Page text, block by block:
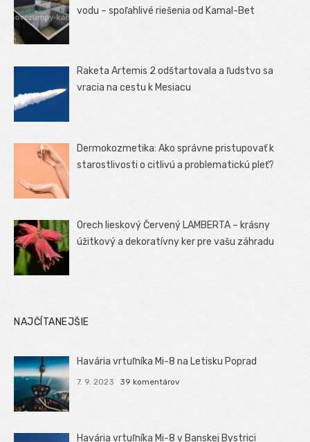
vodu – spoľahlivé riešenia od Kamal-Bet
Raketa Artemis 2 odštartovala a ľudstvo sa
vracia na cestu k Mesiacu
Dermokozmetika: Ako správne pristupovať k
starostlivosti o citlivú a problematickú pleť?
Orech lieskový Červený LAMBERTA – krásny
úžitkový a dekoratívny ker pre vašu záhradu
NAJČÍTANEJŠIE
Havária vrtuľníka Mi-8 na Letisku Poprad
7. 9. 2023 39 komentárov
Havária vrtuľníka Mi-8 v Banskej Bystrici